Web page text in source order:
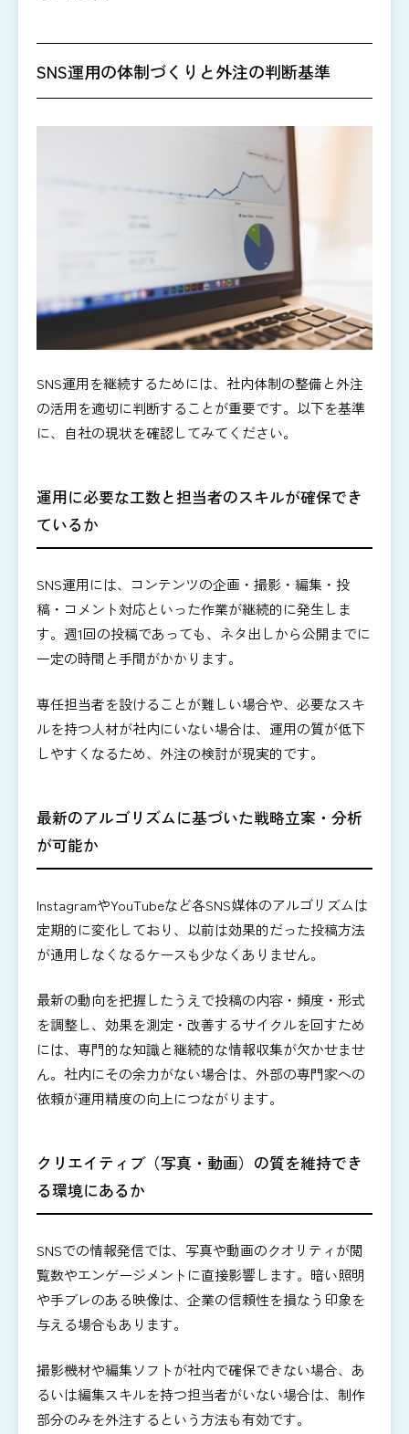
SNS運用の体制づくりと外注の判断基準
SNS運用を継続するためには、社内体制の整備と外注
の活用を適切に判断することが重要です。以下を基準
に、自社の現状を確認してみてください。
運用に必要な工数と担当者のスキルが確保でき
ているか
SNS運用には、コンテンツの企画・撮影・編集・投
稿・コメント対応といった作業が継続的に発生しま
す。週1回の投稿であっても、ネタ出しから公開までに
一定の時間と手間がかかります。
専任担当者を設けることが難しい場合や、必要なスキ
ルを持つ人材が社内にいない場合は、運用の質が低下
しやすくなるため、外注の検討が現実的です。
最新のアルゴリズムに基づいた戦略立案・分析
が可能か
InstagramやYouTubeなど各SNS媒体のアルゴリズムは
定期的に変化しており、以前は効果的だった投稿方法
が通用しなくなるケースも少なくありません。
最新の動向を把握したうえで投稿の内容・頻度・形式
を調整し、効果を測定・改善するサイクルを回すため
には、専門的な知識と継続的な情報収集が欠かせませ
ん。社内にその余力がない場合は、外部の専門家への
依頼が運用精度の向上につながります。
クリエイティブ（写真・動画）の質を維持でき
る環境にあるか
SNSでの情報発信では、写真や動画のクオリティが閲
覧数やエンゲージメントに直接影響します。暗い照明
や手ブレのある映像は、企業の信頼性を損なう印象を
与える場合もあります。
撮影機材や編集ソフトが社内で確保できない場合、あ
るいは編集スキルを持つ担当者がいない場合は、制作
部分のみを外注するという方法も有効です。